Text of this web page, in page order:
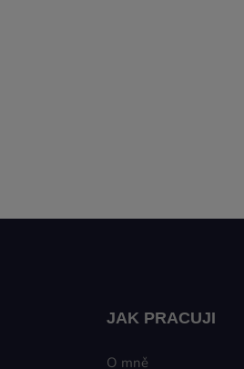
JAK PRACUJI
O mně